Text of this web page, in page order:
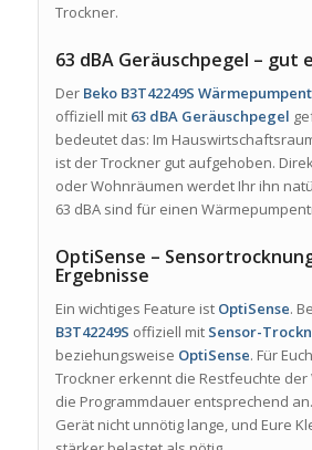
Trockner.
63 dBA Geräuschpegel – gut
Der Beko B3T42249S
offiziell mit 63 dBA Geräuschpegel
bedeutet das: Im
ist der Trockner gut aufgehoben.
oder Wohnräumen werdet Ihr ihn
63 dBA sind für einen
OptiSense –
Ergebnisse
Ein wichtiges Feature ist OptiSense.
B3T42249S offiziell mit Sensor-
beziehungsweise OptiSense. Für
Trockner erkennt die Restfeuchte
die Programmdauer entsprechend
Gerät nicht unnötig lange, und Eure